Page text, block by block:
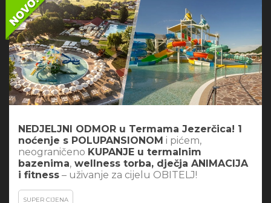
NEDJELJNI ODMOR u Termama Jezerčica! 1
noćenje s POLUPANSIONOM i pićem,
neograničeno KUPANJE u termalnim
bazenima, wellness torba, dječja ANIMACIJA
i fitness – uživanje za cijelu OBITELJ!
SUPER CIJENA